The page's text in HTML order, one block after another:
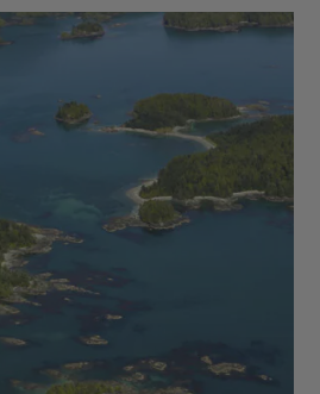
- Parc national de Pacific
- Glacier Athabasca